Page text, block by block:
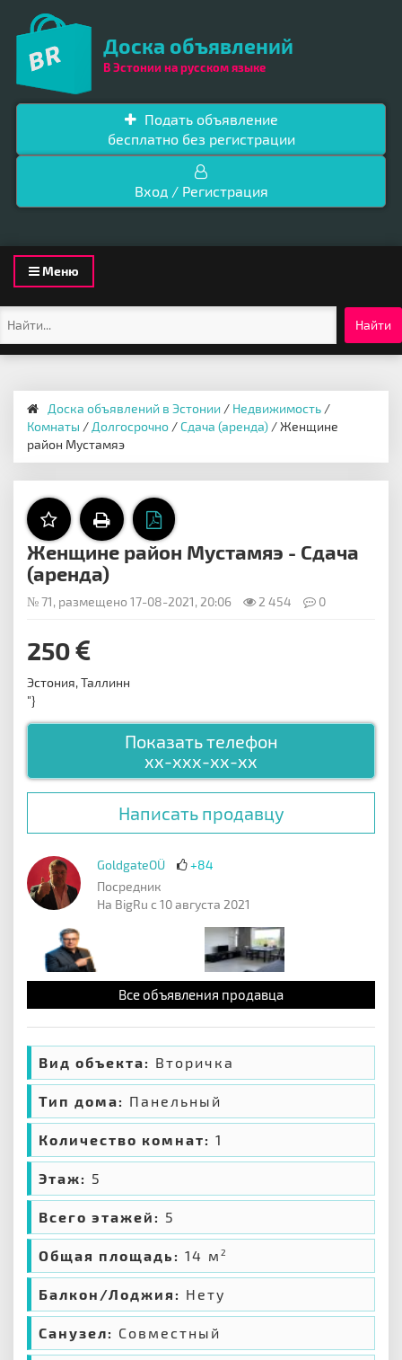
Доска объявлений
В Эстонии на русском языке
Подать объявление
бесплатно без регистрации
Вход / Регистрация
Toggle
navigation
Меню
Найти
Доска объявлений в Эстонии / Недвижимость /
Комнаты / Долгосрочно /Сдача (аренда) / Женщине
район Мустамяэ
Женщине район Мустамяэ - Сдача
(аренда)
№ 71, размещено 17-08-2021, 20:06 2 454 0
250
Эстония, Таллинн
"}
Показать телефон
xx-xxx-xx-xx
Написать продавцу
GoldgateOÜ
+84
Посредник
На BigRu с 10 августа 2021
Все объявления продавца
Вид объекта: Вторичка
Тип дома: Панельный
Количество комнат: 1
Этаж: 5
Всего этажей: 5
Общая площадь: 14 м 2
Балкон/Лоджия: Нету
Санузел: Совместный